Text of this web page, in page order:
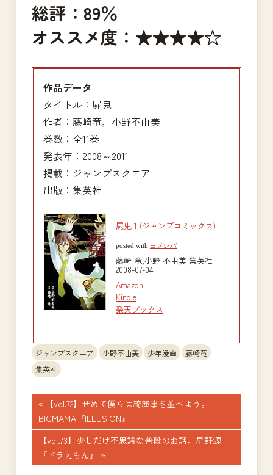
総評：89％
オススメ度：★★★★☆
作品データ
タイトル：屍鬼
作者：藤崎竜，小野不由美
巻数：全11巻
発表年：2008～2011
掲載：ジャンプスクエア
出版：集英社
屍鬼 1 (ジャンプコミックス)
posted with ヨメレバ
藤崎 竜,小野 不由美 集英社
2008-07-04
Amazon
Kindle
楽天ブックス
ジャンプスクエア 小野不由美 少年漫画
藤崎竜
集英社
投
稿
ナ
前
の
記
事:
【vol.72】せめて僕らは綺麗事を並べよう。
BIGMAMA『ILLUSION』
次
の
記
【vol.73】少しだけ不思議な普段のお話。星野源
『ドラえもん』